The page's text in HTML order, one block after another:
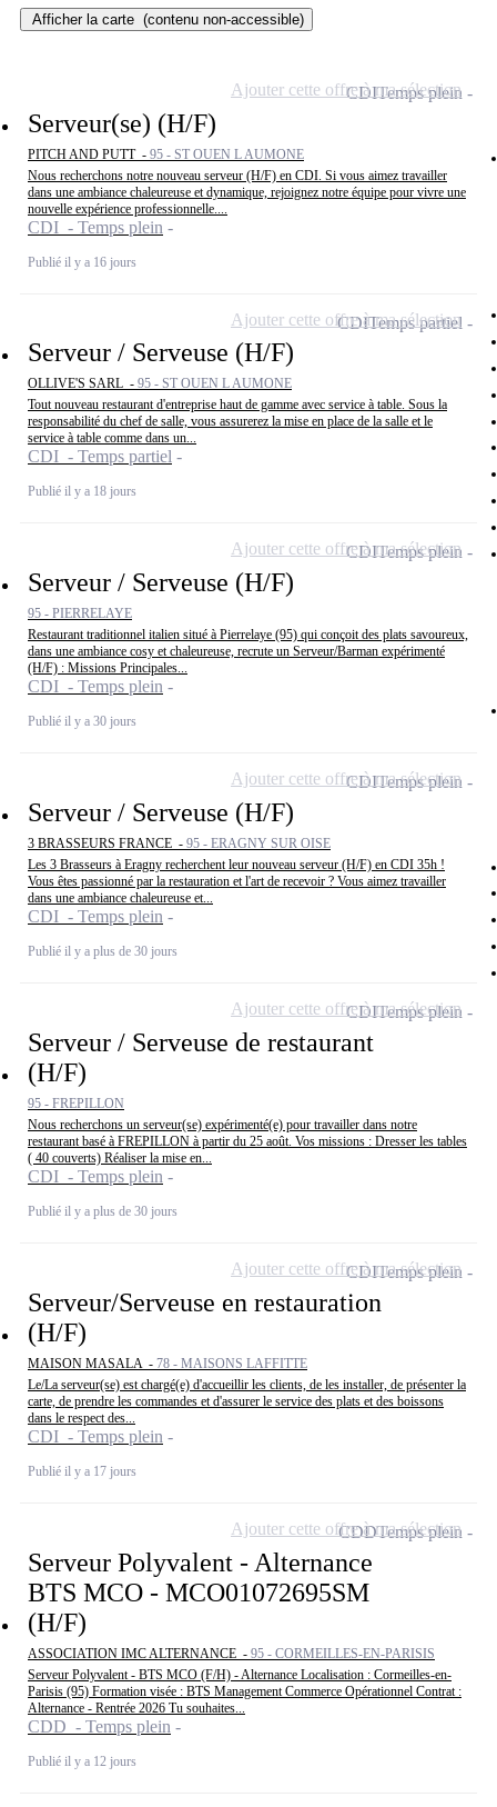
Afficher la carte (contenu non-accessible)
Serveur(se) (H/F)
PITCH AND PUTT - 95 - ST OUEN L AUMONE
Nous recherchons notre nouveau serveur (H/F) en CDI. Si vous aimez travailler
dans une ambiance chaleureuse et dynamique, rejoignez notre équipe pour vivre une
nouvelle expérience professionnelle....
CDI - Temps plein
Publié il y a 16 jours
CDITemps plein
Ajouter cette offre à ma sélection
Serveur / Serveuse (H/F)
OLLIVE'S SARL - 95 - ST OUEN L AUMONE
Tout nouveau restaurant d'entreprise haut de gamme avec service à table. Sous la
responsabilité du chef de salle, vous assurerez la mise en place de la salle et le
service à table comme dans un...
CDI - Temps partiel
Publié il y a 18 jours
CDITemps partiel
Ajouter cette offre à ma sélection
Serveur / Serveuse (H/F)
95 - PIERRELAYE
Restaurant traditionnel italien situé à Pierrelaye (95) qui conçoit des plats savoureux,
dans une ambiance cosy et chaleureuse, recrute un Serveur/Barman expérimenté
(H/F) : Missions Principales...
CDI - Temps plein
Publié il y a 30 jours
CDITemps plein
Ajouter cette offre à ma sélection
Serveur / Serveuse (H/F)
3 BRASSEURS FRANCE - 95 - ERAGNY SUR OISE
Les 3 Brasseurs à Eragny recherchent leur nouveau serveur (H/F) en CDI 35h !
Vous êtes passionné par la restauration et l'art de recevoir ? Vous aimez travailler
dans une ambiance chaleureuse et...
CDI - Temps plein
Publié il y a plus de 30 jours
CDITemps plein
Ajouter cette offre à ma sélection
Serveur / Serveuse de restaurant
(H/F)
95 - FREPILLON
Nous recherchons un serveur(se) expérimenté(e) pour travailler dans notre
restaurant basé à FREPILLON à partir du 25 août. Vos missions : Dresser les tables
( 40 couverts) Réaliser la mise en...
CDI - Temps plein
Publié il y a plus de 30 jours
CDITemps plein
Ajouter cette offre à ma sélection
Serveur/Serveuse en restauration
(H/F)
MAISON MASALA - 78 - MAISONS LAFFITTE
Le/La serveur(se) est chargé(e) d'accueillir les clients, de les installer, de présenter la
carte, de prendre les commandes et d'assurer le service des plats et des boissons
dans le respect des...
CDI - Temps plein
Publié il y a 17 jours
CDITemps plein
Ajouter cette offre à ma sélection
Serveur Polyvalent - Alternance
BTS MCO - MCO01072695SM
(H/F)
ASSOCIATION IMC ALTERNANCE - 95 - CORMEILLES-EN-PARISIS
Serveur Polyvalent - BTS MCO (F/H) - Alternance Localisation : Cormeilles-en-
Parisis (95) Formation visée : BTS Management Commerce Opérationnel Contrat :
Alternance - Rentrée 2026 Tu souhaites...
CDD - Temps plein
Publié il y a 12 jours
CDDTemps plein
Ajouter cette offre à ma sélection